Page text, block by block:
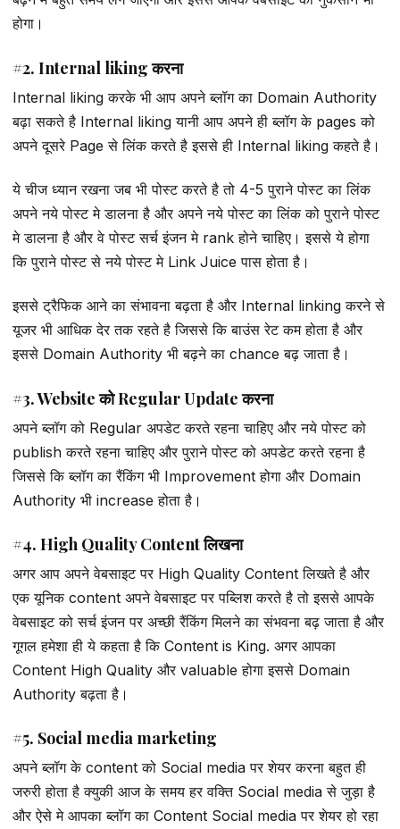
होगा।
#2. Internal liking करना
Internal liking करके भी आप अपने ब्लॉग का Domain Authority
बढ़ा सकते है Internal liking यानी आप अपने ही ब्लॉग के pages को
अपने दूसरे Page से लिंक करते है इससे ही Internal liking कहते है।
ये चीज ध्यान रखना जब भी पोस्ट करते है तो 4-5 पुराने पोस्ट का लिंक
अपने नये पोस्ट मे डालना है और अपने नये पोस्ट का लिंक को पुराने पोस्ट
मे डालना है और वे पोस्ट सर्च इंजन मे rank होने चाहिए। इससे ये होगा
कि पुराने पोस्ट से नये पोस्ट मे Link Juice पास होता है।
इससे ट्रैफिक आने का संभावना बढ़ता है और Internal linking करने से
यूजर भी आधिक देर तक रहते है जिससे कि बाउंस रेट कम होता है और
इससे Domain Authority भी बढ़ने का chance बढ़ जाता है।
#3. Website को Regular Update करना
अपने ब्लॉग को Regular अपडेट करते रहना चाहिए और नये पोस्ट को
publish करते रहना चाहिए और पुराने पोस्ट को अपडेट करते रहना है
जिससे कि ब्लॉग का रैंकिंग भी Improvement होगा और Domain
Authority भी increase होता है।
#4. High Quality Content लिखना
अगर आप अपने वेबसाइट पर High Quality Content लिखते है और
एक यूनिक content अपने वेबसाइट पर पब्लिश करते है तो इससे आपके
वेबसाइट को सर्च इंजन पर अच्छी रैंकिंग मिलने का संभवना बढ़ जाता है और
गूगल हमेशा ही ये कहता है कि Content is King. अगर आपका
Content High Quality और valuable होगा इससे Domain
Authority बढ़ता है।
#5. Social media marketing
अपने ब्लॉग के content को Social media पर शेयर करना बहुत ही
जरुरी होता है क्युकी आज के समय हर वक्ति Social media से जुड़ा है
और ऐसे मे आपका ब्लॉग का Content Social media पर शेयर हो रहा